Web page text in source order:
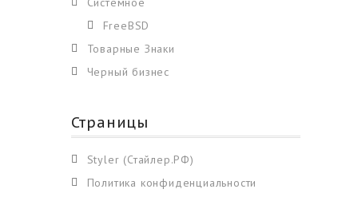
FreeBSD
Товарные Знаки
Черный бизнес
Страницы
Styler (Стайлер.РФ)
Политика конфиденциальности